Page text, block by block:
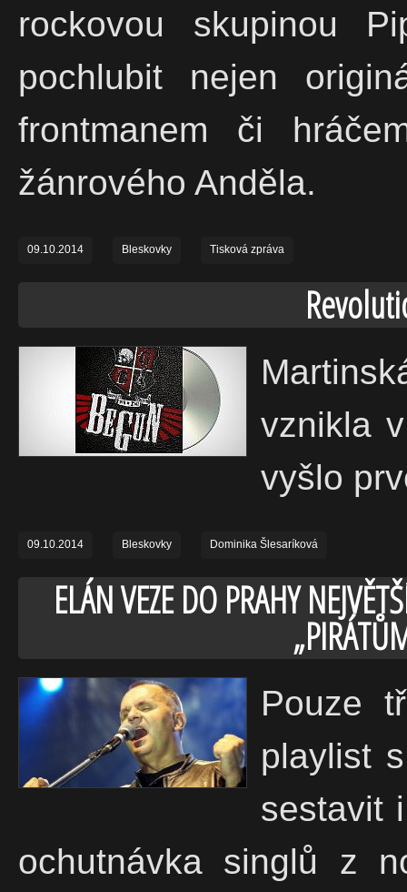
rockovou skupinou
pochlubit nejen
frontmanem či
žánrového Anděla.
09.10.2014 Bleskovky Tisková zpráva
vznikla
vyšlo
09.10.2014 Bleskovky Dominika Šlesaríková
ELÁN VEZE DO PRAHY
Pouze
playlist
sestavit
ochutnávka singlů z